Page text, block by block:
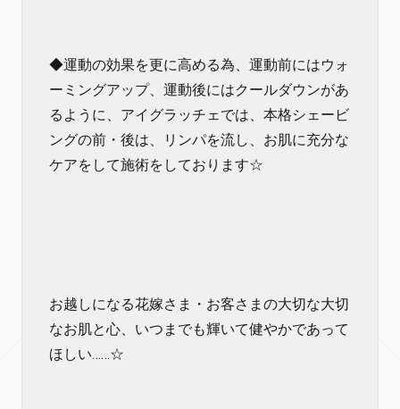
◆運動の効果を更に高める為、運動前にはウォ
ーミングアップ、運動後にはクールダウンがあ
るように、アイグラッチェでは、本格シェービ
ングの前・後は、リンパを流し、お肌に充分な
ケアをして施術をしております☆
お越しになる花嫁さま・お客さまの大切な大切
なお肌と心、いつまでも輝いて健やかであって
ほしい……☆